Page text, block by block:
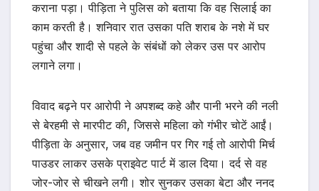
कराना पड़ा। पीड़िता ने पुलिस को बताया कि वह सिलाई का
काम करती है। शनिवार रात उसका पति शराब के नशे में घर
पहुंचा और शादी से पहले के संबंधों को लेकर उस पर आरोप
लगाने लगा।
विवाद बढ़ने पर आरोपी ने अपशब्द कहे और पानी भरने की नली
से बेरहमी से मारपीट की, जिससे महिला को गंभीर चोटें आईं।
पीड़िता के अनुसार, जब वह जमीन पर गिर गई तो आरोपी मिर्च
पाउडर लाकर उसके प्राइवेट पार्ट में डाल दिया। दर्द से वह
जोर-जोर से चीखने लगी। शोर सुनकर उसका बेटा और ननद